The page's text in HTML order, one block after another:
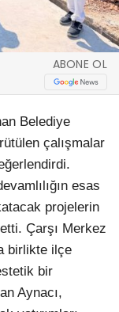
ABONE OL
Belediye
çalışmalar
esas
projelerin
Çarşı Merkez
birlikte ilçe
bir
Aynacı,